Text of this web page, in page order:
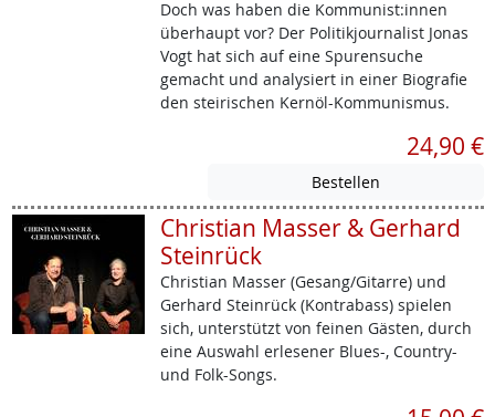
Doch was haben die Kommunist:innen
überhaupt vor? Der Politikjournalist Jonas
Vogt hat sich auf eine Spurensuche
gemacht und analysiert in einer Biografie
den steirischen Kernöl-Kommunismus.
24,90 €
Christian Masser & Gerhard
Steinrück
Christian Masser (Gesang/Gitarre) und
Gerhard Steinrück (Kontrabass) spielen
sich, unterstützt von feinen Gästen, durch
eine Auswahl erlesener Blues-, Country-
und Folk-Songs.